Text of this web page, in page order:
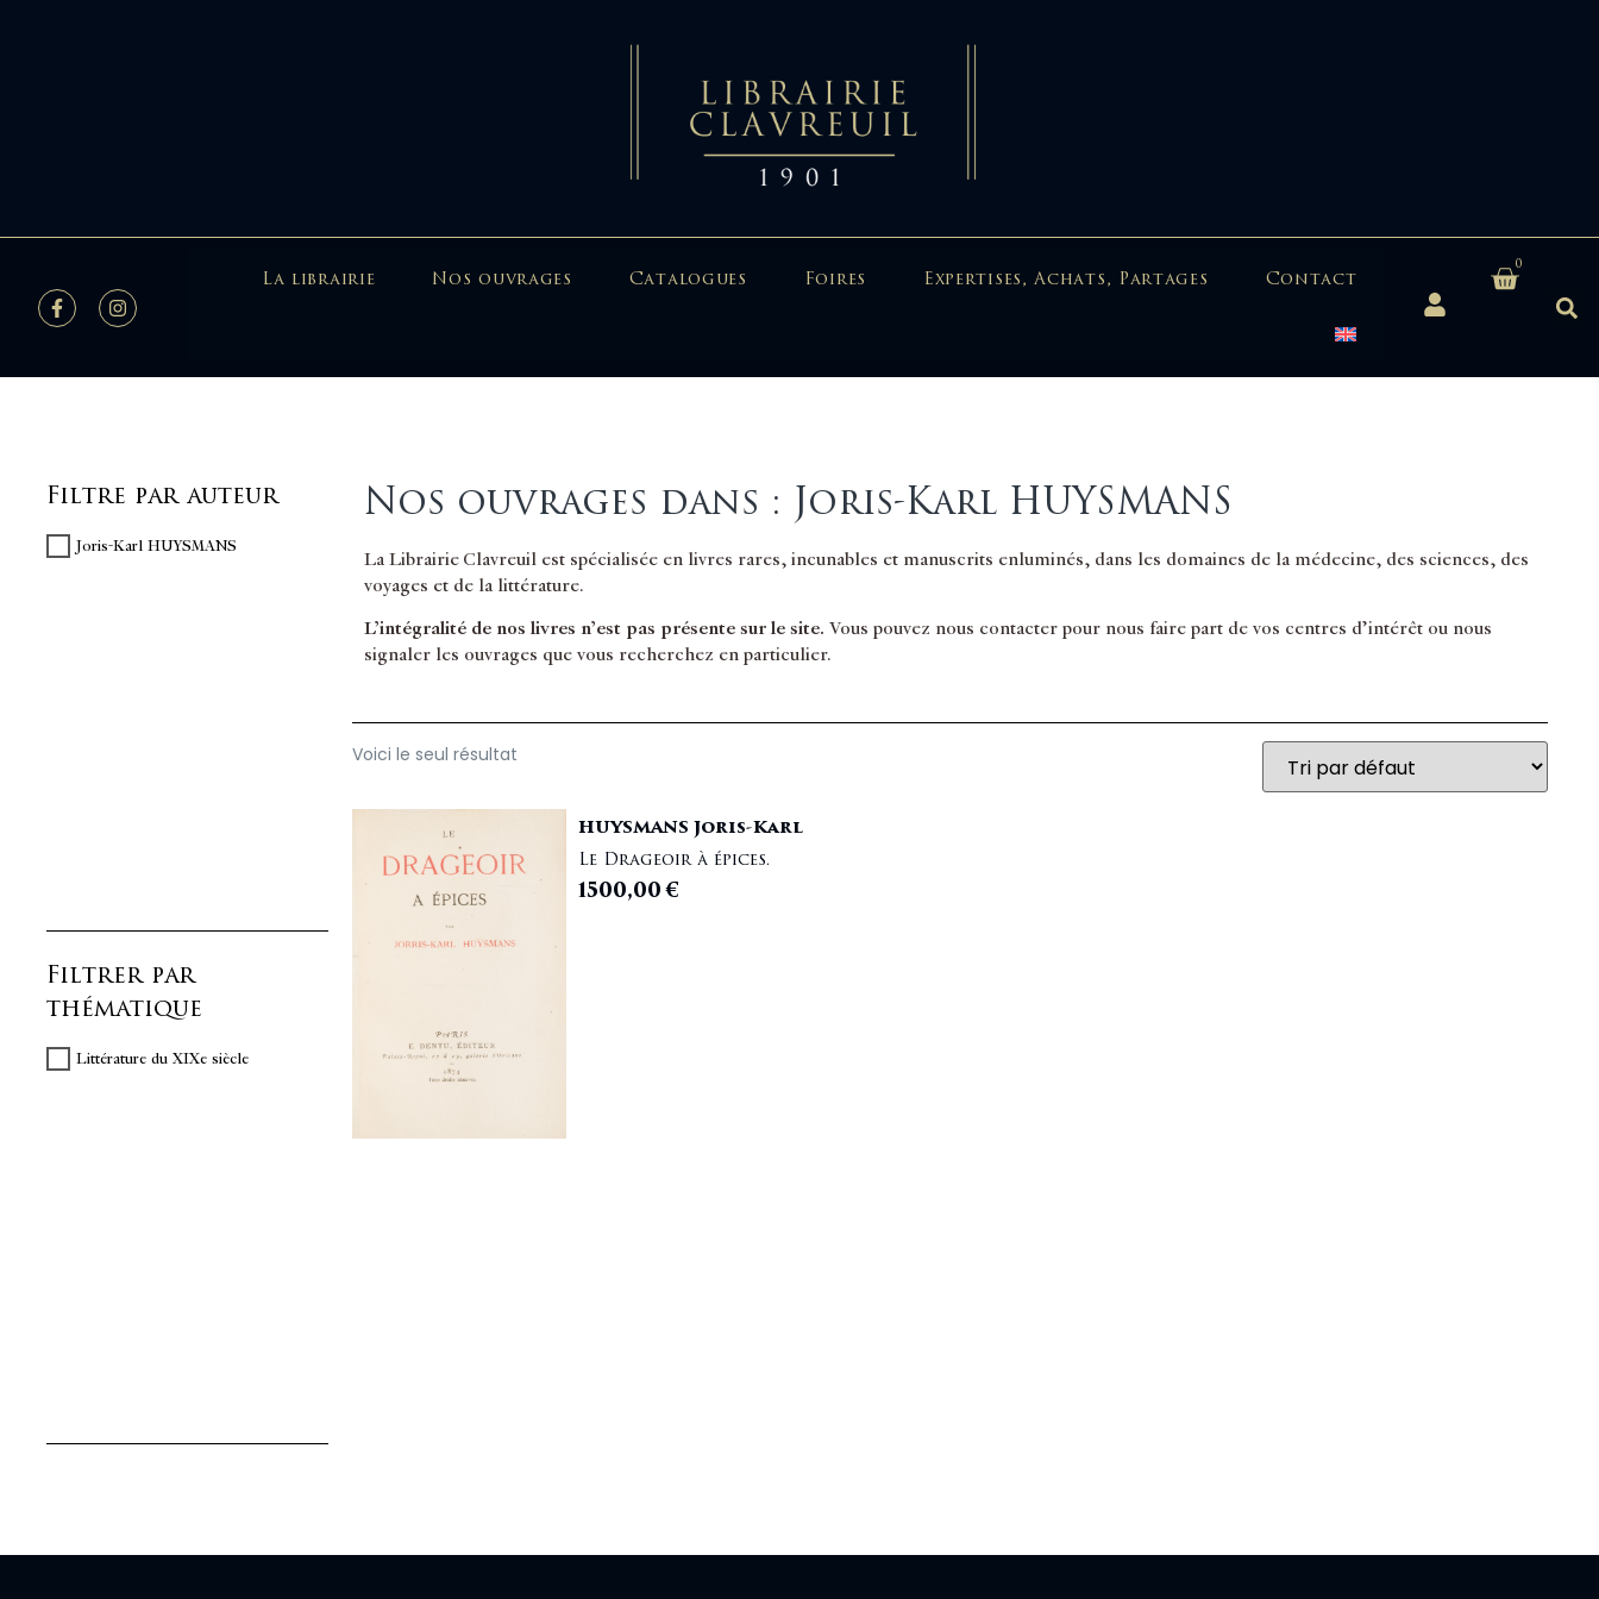
La librairie Nos ouvrages Catalogues Foires Expertises, Achats, Partages Contact
0
Filtre par auteur
Joris-Karl HUYSMANS
Filtrer par
thématique
Littérature du XIXe siècle
Nos ouvrages dans : Joris-Karl HUYSMANS
La Librairie Clavreuil est spécialisée en livres rares, incunables et manuscrits enluminés, dans les domaines de la médecine, des sciences, des
voyages et de la littérature.
L’intégralité de nos livres n’est pas présente sur le site. Vous pouvez nous contacter pour nous faire part de vos centres d’intérêt ou nous
signaler les ouvrages que vous recherchez en particulier.
Voici le seul résultat
HUYSMANS Joris-Karl
Le Drageoir à épices.
1500,00€